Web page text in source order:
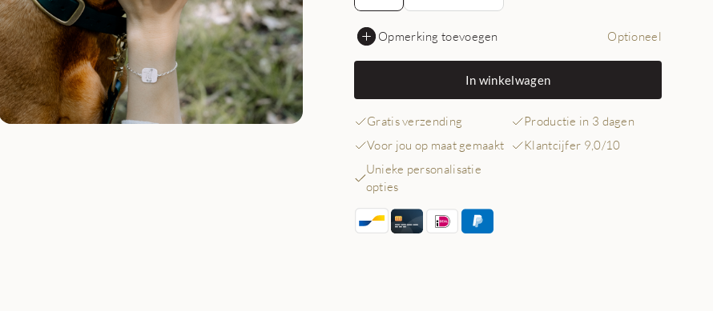
Opmerking toevoegen Optioneel
In winkelwagen
Gratis verzending
Productie in 3 dagen
Voor jou op maat gemaakt
Klantcijfer 9,0/10
Unieke personalisatie
opties